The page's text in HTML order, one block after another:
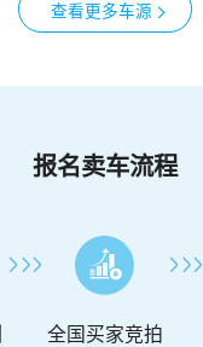
查看更多车源
报名卖车流程
全国买家竞拍